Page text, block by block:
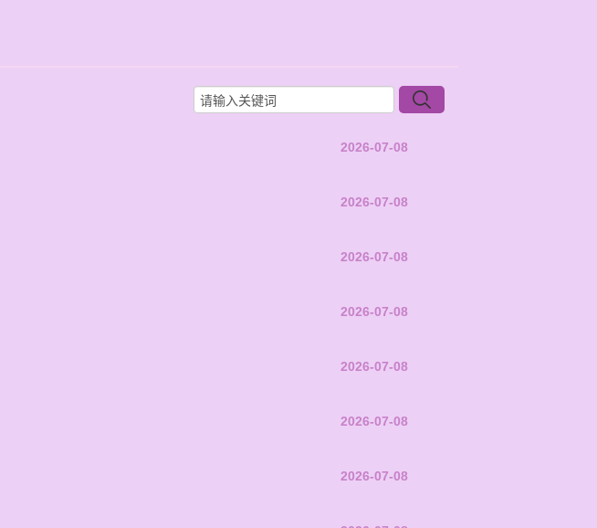
2026-07-08
2026-07-08
2026-07-08
2026-07-08
2026-07-08
2026-07-08
2026-07-08